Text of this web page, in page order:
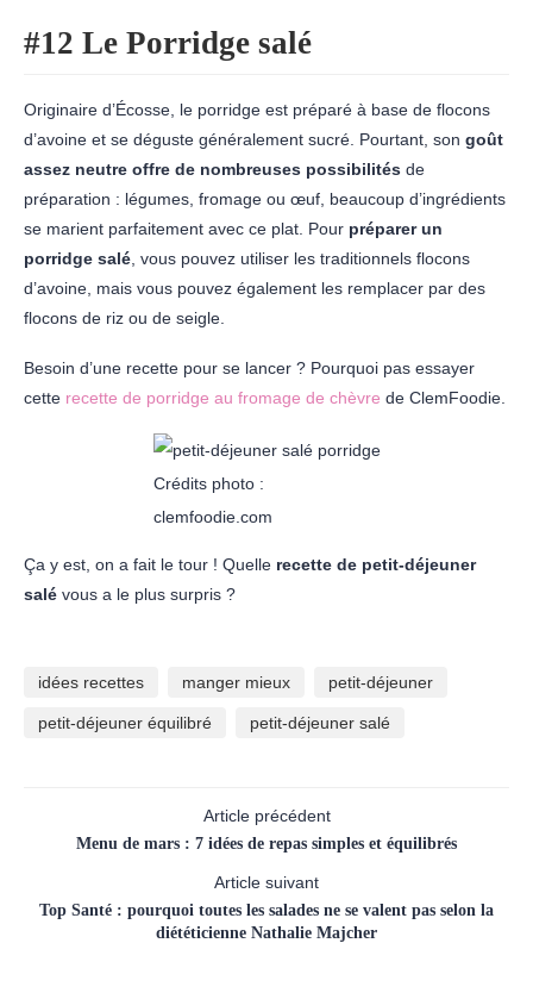
#12 Le Porridge salé
Originaire d’Écosse, le porridge est préparé à base de flocons
d’avoine et se déguste généralement sucré. Pourtant, son goût
assez neutre offre de nombreuses possibilités de
préparation : légumes, fromage ou œuf, beaucoup d’ingrédients
se marient parfaitement avec ce plat. Pour préparer un
porridge salé , vous pouvez utiliser les traditionnels flocons
d’avoine, mais vous pouvez également les remplacer par des
flocons de riz ou de seigle.
Besoin d’une recette pour se lancer ? Pourquoi pas essayer
cette recette de porridge au fromage de chèvre de ClemFoodie.
Crédits photo :
clemfoodie.com
Ça y est, on a fait le tour ! Quelle recette de petit-déjeuner
salé vous a le plus surpris ?
idées recettes manger mieux petit-déjeuner
petit-déjeuner équilibré petit-déjeuner salé
Article précédent
Menu de mars : 7 idées de repas simples et équilibrés
Article suivant
Top Santé : pourquoi toutes les salades ne se valent pas selon la
diététicienne Nathalie Majcher